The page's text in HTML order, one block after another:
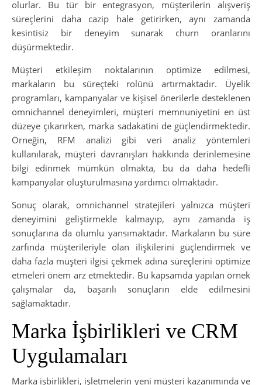
olurlar. Bu tür bir entegrasyon, müşterilerin alışveriş
süreçlerini daha cazip hale getirirken, aynı zamanda
kesintisiz bir deneyim sunarak churn oranlarını
düşürmektedir.
Müşteri etkileşim noktalarının optimize edilmesi,
markaların bu süreçteki rolünü artırmaktadır. Üyelik
programları, kampanyalar ve kişisel önerilerle desteklenen
omnichannel deneyimleri, müşteri memnuniyetini en üst
düzeye çıkarırken, marka sadakatini de güçlendirmektedir.
Örneğin, RFM analizi gibi veri analiz yöntemleri
kullanılarak, müşteri davranışları hakkında derinlemesine
bilgi edinmek mümkün olmakta, bu da daha hedefli
kampanyalar oluşturulmasına yardımcı olmaktadır.
Sonuç olarak, omnichannel stratejileri yalnızca müşteri
deneyimini geliştirmekle kalmayıp, aynı zamanda iş
sonuçlarına da olumlu yansımaktadır. Markaların bu süre
zarfında müşterileriyle olan ilişkilerini güçlendirmek ve
daha fazla müşteri ilgisi çekmek adına süreçlerini optimize
etmeleri önem arz etmektedir. Bu kapsamda yapılan örnek
çalışmalar da, başarılı sonuçların elde edilmesini
sağlamaktadır.
Marka İşbirlikleri ve CRM
Uygulamaları
Marka işbirlikleri, işletmelerin yeni müşteri kazanımında ve